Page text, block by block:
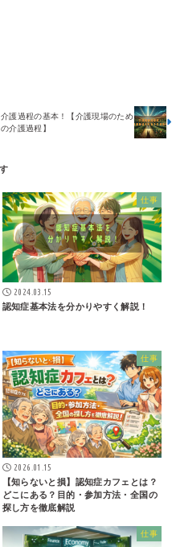
介護過程の基本！【介護現場のため
の介護過程】
仕事
2024.03.15
認知症基本法を分かりやすく解説！
仕事
2026.01.15
【知らないと損】認知症カフェとは？
どこにある？目的・参加方法・全国の
探し方を徹底解説
仕事